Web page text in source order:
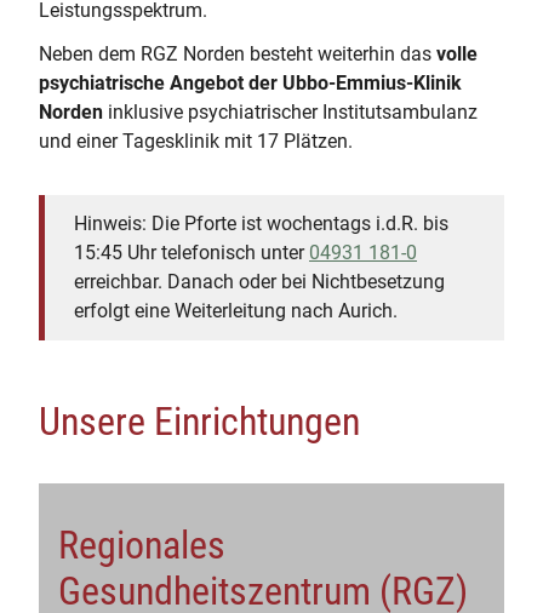
Leistungsspektrum.
Neben dem RGZ Norden besteht weiterhin das volle
psychiatrische Angebot der Ubbo-Emmius-Klinik
Norden inklusive psychiatrischer Institutsambulanz
und einer Tagesklinik mit 17 Plätzen.
Hinweis: Die Pforte ist wochentags i.d.R. bis
15:45 Uhr telefonisch unter 04931 181-0
erreichbar. Danach oder bei Nichtbesetzung
erfolgt eine Weiterleitung nach Aurich.
Unsere Einrichtungen
Regionales
Gesundheitszentrum (RGZ)